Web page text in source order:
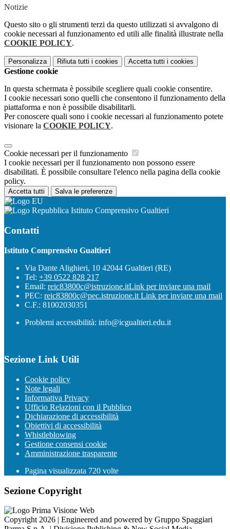
Notizie
Questo sito o gli strumenti terzi da questo utilizzati si avvalgono di
cookie necessari al funzionamento ed utili alle finalità illustrate nella
COOKIE POLICY.
Personalizza Rifiuta tutti i cookies Accetta tutti i cookies
Gestione cookie
In questa schermata è possibile scegliere quali cookie consentire.
I cookie necessari sono quelli che consentono il funzionamento della
piattaforma e non è possibile disabilitarli.
Per conoscere quali sono i cookie necessari al funzionamento potete
visionare la COOKIE POLICY.
Cookie necessari per il funzionamento
I cookie necessari per il funzionamento non possono essere
disabilitati. È possibile consultare l'elenco nella pagina della cookie
policy.
Accetta tutti Salva le preferenze
Istituto Comprensivo Gualtieri
Contatti
Istituto Comprensivo Gualtieri
Via Dante Alighieri, 10 42044 Gualtieri (RE)
Tel: +39 0522 828 217
Email: reic83800c@istruzione.itLink per inviare una mail
PEC: reic83800c@pec.istruzione.it Link per inviare una mail
C.F.: 81002030351
Problemi accessibilità: info@icgualtieri.edu.it
Sezione Link Utili
Cookie policy
Note legali
Informativa Privacy
Ufficio Relazioni con il Pubblico
Dichiarazione di accessibilità
Obiettivi di accessibilità
Whistleblowing
Gestione consensi cookie
Amministrazione trasparente
Pagina visualizzata 720 volte
Sezione Copyright
Copyright 2026 | Engineered and powered by Gruppo Spaggiari